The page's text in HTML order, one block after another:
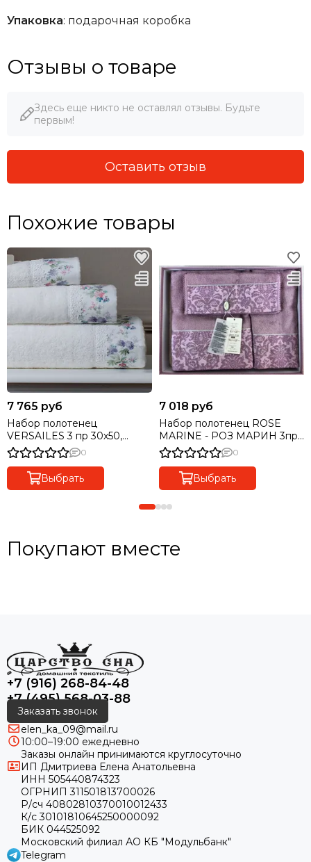
Упаковка: подарочная коробка
Отзывы о товаре
Здесь еще никто не оставлял отзывы. Будьте
первым!
Оставить отзыв
Похожие товары
7 765 руб
Набор полотенец
VERSAILES 3 пр 30х50,
50Х100 и 75Х150
+ароматизатор TIVOLYO
HOME Турция
0
Выбрать
7 018 руб
Набор полотенец ROSE
MARINE - РОЗ МАРИН 3пр
30х50 50х100 и 75х140
Maison Dor (Турция)
0
Выбрать
Покупают вместе
+7 (916) 268-84-48
+7 (495) 568-03-88
Заказать звонок
elen_ka_09@mail.ru
10:00–19:00 ежедневно
Заказы онлайн принимаются круглосуточно
ИП Дмитриева Елена Анатольевна
ИНН 505440874323
ОГРНИП 311501813700026
Р/сч 40802810370010012433
К/с 30101810645250000092
БИК 044525092
Московский филиал АО КБ "Модульбанк"
Telegram